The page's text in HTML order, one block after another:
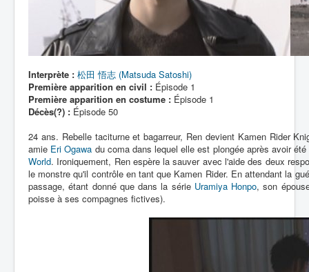
Interprète : 松田 悟志 (Matsuda Satoshi)
Première apparition en civil : Épisode 1
Première apparition en costume : Épisode 1
Décès(?) : Épisode 50
24 ans. Rebelle taciturne et bagarreur, Ren devient Kamen Rider
amie Eri Ogawa du coma dans lequel elle est plongée après avoir
World. Ironiquement, Ren espère la sauver avec l'aide des deux
le monstre qu'il contrôle en tant que Kamen Rider. En attendant la
passage, étant donné que dans la série Uramiya Honpo, son
poisse à ses compagnes fictives).